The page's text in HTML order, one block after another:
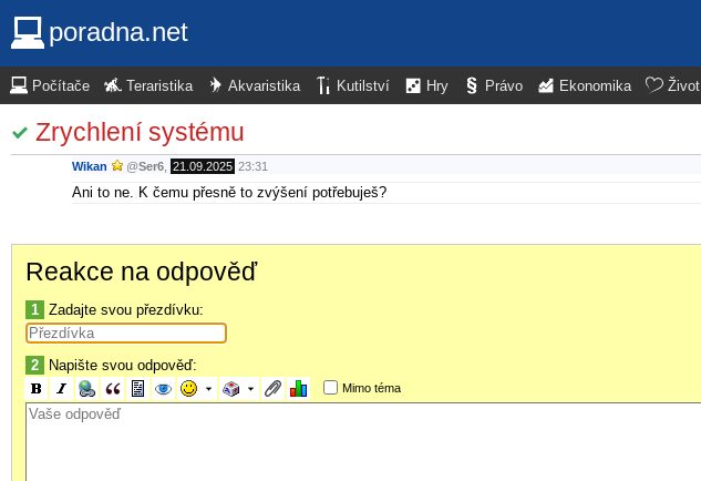
poradna.net
Počítače Teraristika Akvaristika Kutilství Hry Právo Ekonomika Život
Zrychlení systému
Wikan @Ser6 21.09.2025 23:31
Ani to ne. K čemu přesně to zvýšení potřebuješ?
Reakce na odpověď
1 Zadajte svou přezdívku:
2 Napište svou odpověď:
Mimo téma